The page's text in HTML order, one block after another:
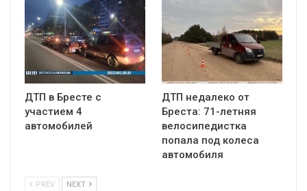
ДТП в Бресте с
участием 4
автомобилей
ДТП недалеко от
Бреста: 71-летняя
велосипедистка
попала под колеса
автомобиля
PREV NEXT